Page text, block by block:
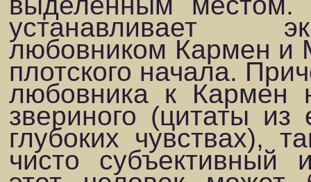
устанавливает
любовником Кармен и
плотского начала.
любовника к Кармен
звериного (цитаты
глубоких чувс­твах),
чисто субъективный